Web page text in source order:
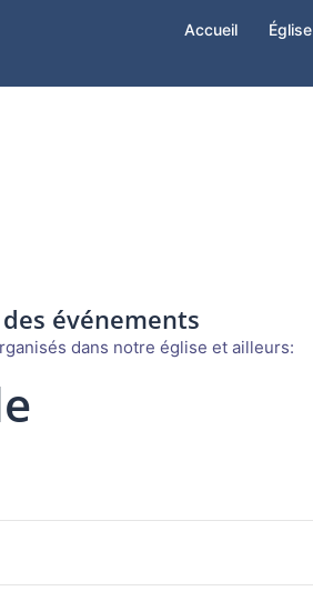
Accueil Église
événements
dans notre église et ailleurs: